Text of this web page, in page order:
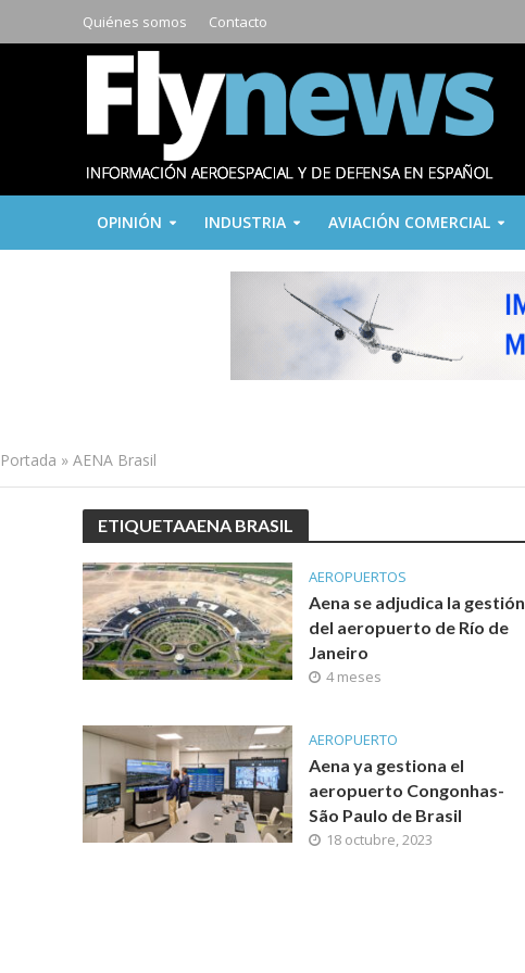
Quiénes somos Contacto
OPINIÓN INDUSTRIA AVIACIÓN COMERCIAL
Portada » AENA Brasil
ETIQUETAAENA BRASIL
AEROPUERTOS
Aena se adjudica la gestión
del aeropuerto de Río de
Janeiro
4 meses
AEROPUERTO
Aena ya gestiona el
aeropuerto Congonhas-
São Paulo de Brasil
18 octubre, 2023